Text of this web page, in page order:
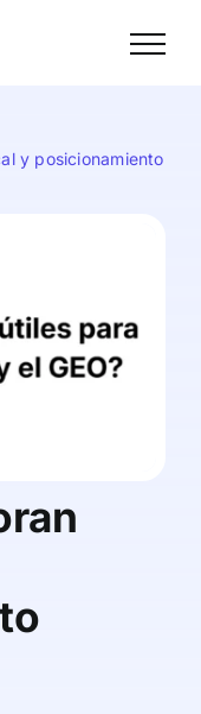
y posicionamiento